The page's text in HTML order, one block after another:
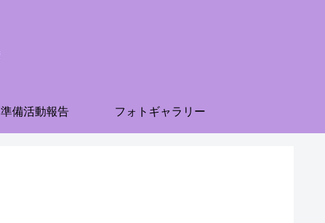
準備活動報告 フォトギャラリー